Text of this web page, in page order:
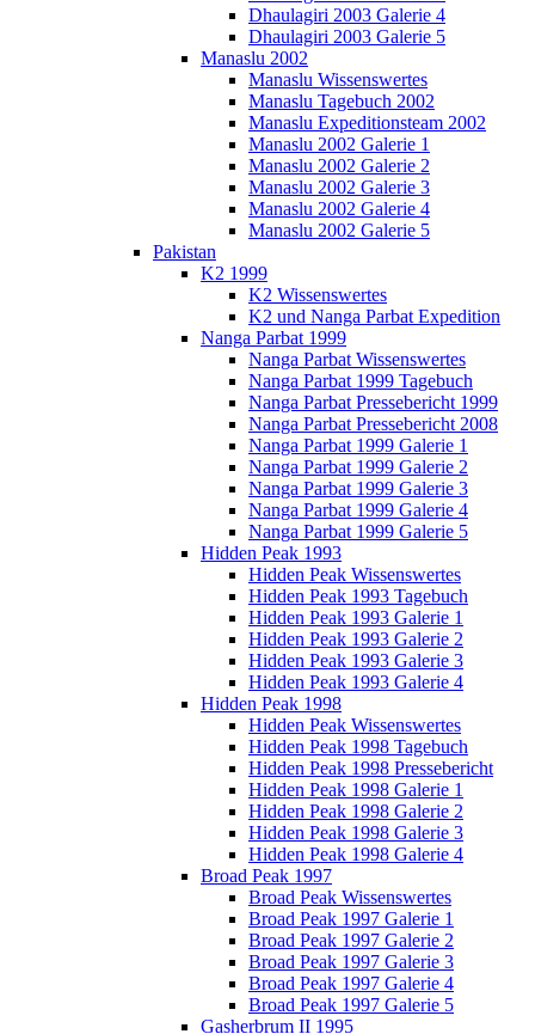
Dhaulagiri 2003 Galerie 4
Dhaulagiri 2003 Galerie 5
Manaslu 2002
Manaslu Wissenswertes
Manaslu Tagebuch 2002
Manaslu Expeditionsteam 2002
Manaslu 2002 Galerie 1
Manaslu 2002 Galerie 2
Manaslu 2002 Galerie 3
Manaslu 2002 Galerie 4
Manaslu 2002 Galerie 5
Pakistan
K2 1999
K2 Wissenswertes
K2 und Nanga Parbat Expedition
Nanga Parbat 1999
Nanga Parbat Wissenswertes
Nanga Parbat 1999 Tagebuch
Nanga Parbat Pressebericht 1999
Nanga Parbat Pressebericht 2008
Nanga Parbat 1999 Galerie 1
Nanga Parbat 1999 Galerie 2
Nanga Parbat 1999 Galerie 3
Nanga Parbat 1999 Galerie 4
Nanga Parbat 1999 Galerie 5
Hidden Peak 1993
Hidden Peak Wissenswertes
Hidden Peak 1993 Tagebuch
Hidden Peak 1993 Galerie 1
Hidden Peak 1993 Galerie 2
Hidden Peak 1993 Galerie 3
Hidden Peak 1993 Galerie 4
Hidden Peak 1998
Hidden Peak Wissenswertes
Hidden Peak 1998 Tagebuch
Hidden Peak 1998 Pressebericht
Hidden Peak 1998 Galerie 1
Hidden Peak 1998 Galerie 2
Hidden Peak 1998 Galerie 3
Hidden Peak 1998 Galerie 4
Broad Peak 1997
Broad Peak Wissenswertes
Broad Peak 1997 Galerie 1
Broad Peak 1997 Galerie 2
Broad Peak 1997 Galerie 3
Broad Peak 1997 Galerie 4
Broad Peak 1997 Galerie 5
Gasherbrum II 1995